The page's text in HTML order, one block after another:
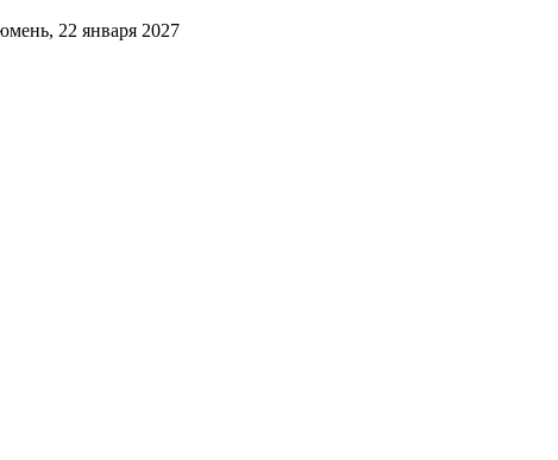
22 января 2027